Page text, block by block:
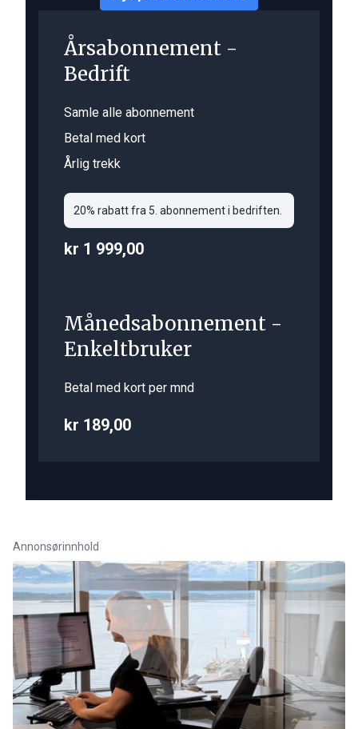
Årsabonnement -
Bedrift
Samle alle abonnement
Betal med kort
Årlig trekk
20% rabatt fra 5. abonnement i bedriften.
kr 1 999,00
Månedsabonnement -
Enkeltbruker
Betal med kort per mnd
kr 189,00
Annonsørinnhold